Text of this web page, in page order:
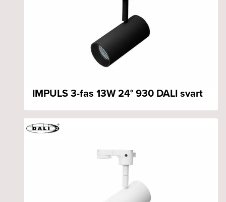
IMPULS 3-fas 13W 24° 930 DALI svart